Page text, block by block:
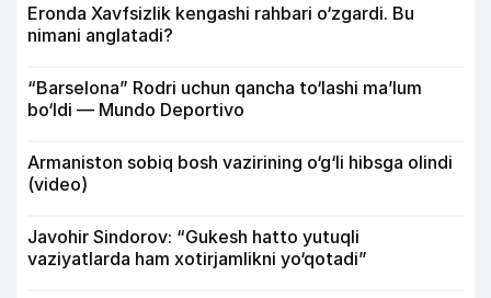
Eronda Xavfsizlik kengashi rahbari o‘zgardi. Bu
nimani anglatadi?
“Barselona” Rodri uchun qancha to‘lashi ma’lum
bo‘ldi — Mundo Deportivo
Armaniston sobiq bosh vazirining o‘g‘li hibsga olindi
(video)
Javohir Sindorov: “Gukesh hatto yutuqli
vaziyatlarda ham xotirjamlikni yo‘qotadi”